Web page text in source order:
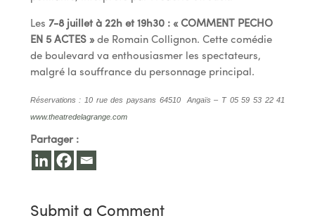
Les 7-8 juillet à 22h et 19h30 : « COMMENT PECHO
EN 5 ACTES »de Romain Collignon. Cette comédie
de boulevard va enthousiasmer les spectateurs,
malgré la souffrance du personnage principal.
Réservations : 10 rue des paysans 64510 Angaïs – T 05 59 53 22 41
www.theatredelagrange.com
Partager :
Submit a Comment